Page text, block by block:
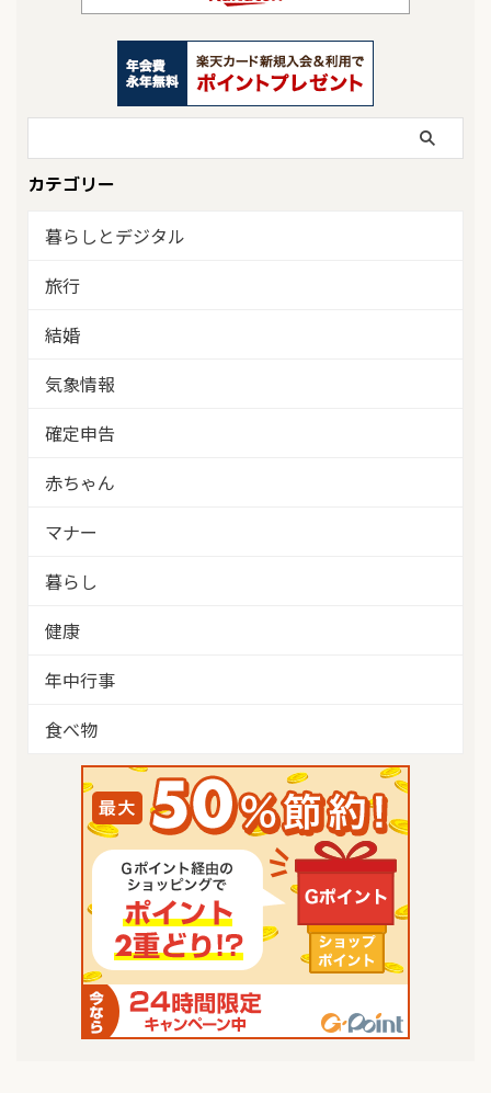
カテゴリー
暮らしとデジタル
旅行
結婚
気象情報
確定申告
赤ちゃん
マナー
暮らし
健康
年中行事
食べ物